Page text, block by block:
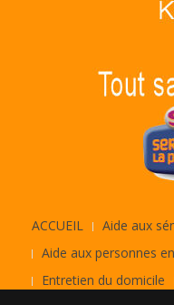
ACCUEIL
Aide aux
Aide aux personnes
Entretien du domicile